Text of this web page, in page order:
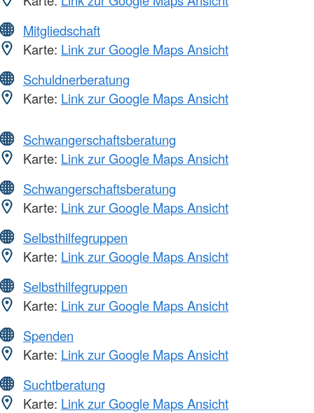
Mitgliedschaft
Karte: Link zur Google Maps Ansicht
Schuldnerberatung
Karte: Link zur Google Maps Ansicht
Schwangerschaftsberatung
Karte: Link zur Google Maps Ansicht
Schwangerschaftsberatung
Karte: Link zur Google Maps Ansicht
Selbsthilfegruppen
Karte: Link zur Google Maps Ansicht
Selbsthilfegruppen
Karte: Link zur Google Maps Ansicht
Spenden
Karte: Link zur Google Maps Ansicht
Suchtberatung
Karte: Link zur Google Maps Ansicht